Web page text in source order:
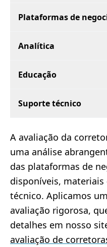
Plataformas de
Analítica
Educação
Suporte técnico
A avaliação da
uma análise
das plataformas de
disponíveis,
técnico. Aplicamos
avaliação rigorosa,
detalhes em nosso
avaliação de